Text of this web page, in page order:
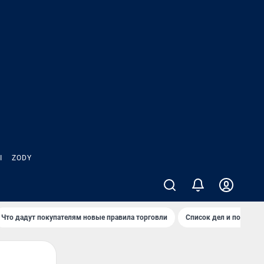
ZODY
Что дадут покупателям новые правила торговли Список дел и покупок